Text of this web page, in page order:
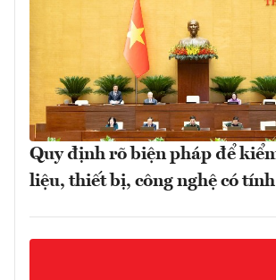
Quy định rõ biện pháp để
liệu, thiết bị, công nghệ có